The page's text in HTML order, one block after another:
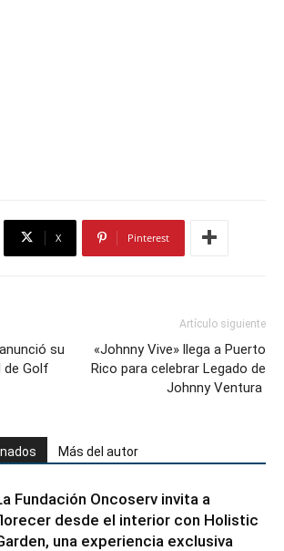
X Pinterest
su
de Golf
Artículo siguiente
«Johnny Vive» llega a Puerto
Rico para celebrar Legado de
Johnny Ventura
Más del autor
Fundación Oncoserv invita a
desde el interior con Holistic
una experiencia exclusiva